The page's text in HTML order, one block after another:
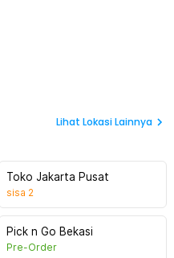
Lihat Lokasi Lainnya
Toko Jakarta Pusat
sisa 2
Pick n Go Bekasi
Pre-Order